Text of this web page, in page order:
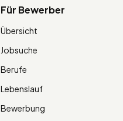
Für Bewerber
Übersicht
Jobsuche
Berufe
Lebenslauf
Bewerbung